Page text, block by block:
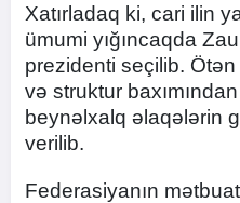
Xatırladaq ki, cari ilin
ümumi yığıncaqda
prezidenti seçilib.
və struktur
beynəlxalq əlaqələrin
verilib.
Federasiyanın